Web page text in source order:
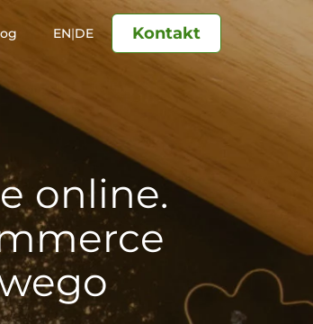
EN|DE Kontakt
online.